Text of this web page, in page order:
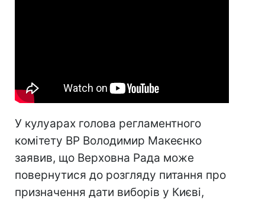
У кулуарах голова регламентного
комітету ВР Володимир Макеєнко
заявив, що Верховна Рада може
повернутися до розгляду питання про
призначення дати виборів у Києві,